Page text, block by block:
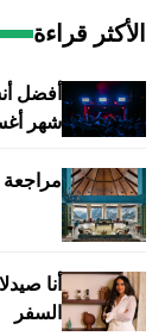
الأكثر قراءة
أفضل
شهر
مراجعة
السفر